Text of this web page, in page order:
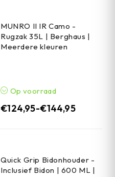
MUNRO II IR Camo -
Rugzak 35L | Berghaus |
Meerdere kleuren
Op voorraad
€124,95-€144,95
Quick Grip Bidonhouder -
Inclusief Bidon | 600 ML |